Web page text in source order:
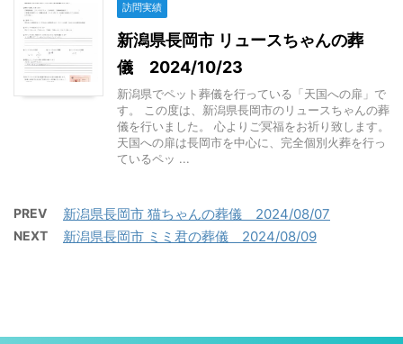
訪問実績
新潟県長岡市 リュースちゃんの葬
儀 2024/10/23
新潟県でペット葬儀を行っている「天国への扉」で
す。 この度は、新潟県長岡市のリュースちゃんの葬
儀を行いました。 心よりご冥福をお祈り致します。
天国への扉は長岡市を中心に、完全個別火葬を行っ
ているペッ ...
PREV 新潟県長岡市 猫ちゃんの葬儀 2024/08/07
NEXT 新潟県長岡市 ミミ君の葬儀 2024/08/09